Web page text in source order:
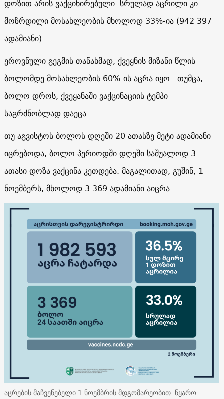
მოზრდილი მოსახლეობის მხოლოდ 33%-ია (942 397
ადამიანი).
ეროვნული გეგმის თანახმად, ქვეყნის მიზანი წლის
ბოლომდე მოსახლეობის 60%-ის აცრა იყო. თუმცა,
ბოლო დროს, ქვეყანაში ვაქცინაციის ტემპი
საგრძნობლად დაეცა.
თუ აგვისტოს ბოლოს დღეში 20 ათასზე მეტი ადამიანი
იცრებოდა, ბოლო პერიოდში დღეში საშუალოდ 3
ათასი დოზა ვაქცინა კეთდება. მაგალითად, გუშინ, 1
ნოემბერს, მხოლოდ 3 369 ადამიანი აიცრა.
აცრების მაჩვენებელი 1 ნოემბრის მდგომარეობით. წყარო: